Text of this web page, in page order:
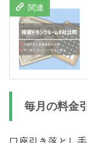
毎月の料金